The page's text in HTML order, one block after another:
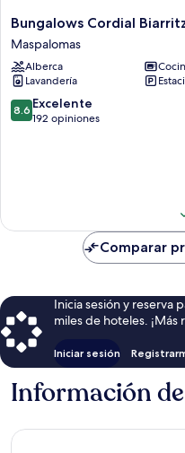
Bungalows
Cordial
Biarritz
Maspalomas
Bungalows Cordial
Maspalomas
Alberca
Lavandería
8.6
de
8.6 Excelente
192 opiniones
Comparar
Inicia sesión y reserva
miles de hoteles. ¡Más
Iniciar sesión
Información